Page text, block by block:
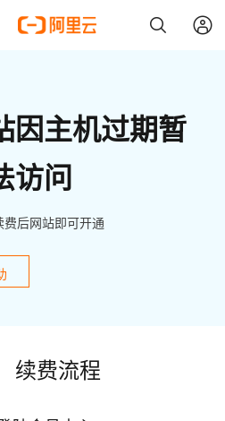
因主机过期暂
访问
后网站即可开通
续费流程